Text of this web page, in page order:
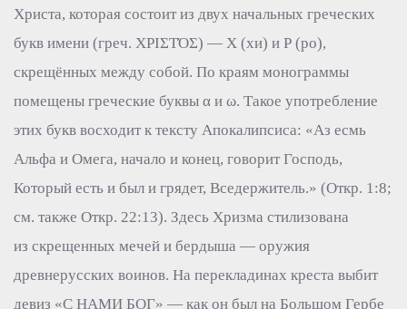
Христа, которая состоит из двух начальных греческих
букв имени (греч. ΧΡΙΣΤΌΣ) — Χ (хи) и Ρ (ро),
скрещённых между собой. По краям монограммы
помещены греческие буквы α и ω. Такое употребление
этих букв восходит к тексту Апокалипсиса: «Аз есмь
Альфа и Омега, начало и конец, говорит Господь,
Который есть и был и грядет, Вседержитель.» (Откр. 1:8;
см. также Откр. 22:13). Здесь Хризма стилизована
из скрещенных мечей и бердыша — оружия
древнерусских воинов. На перекладинах креста выбит
девиз «С НАМИ БОГ» — как он был на Большом Гербе